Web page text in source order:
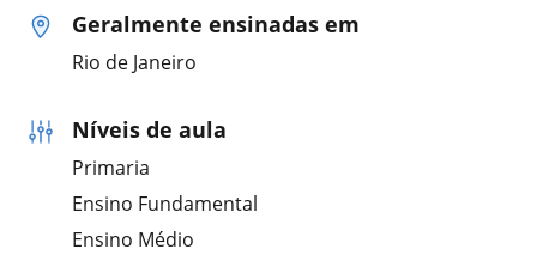
Geralmente ensinadas em
Rio de Janeiro
Níveis de aula
Primaria
Ensino Fundamental
Ensino Médio